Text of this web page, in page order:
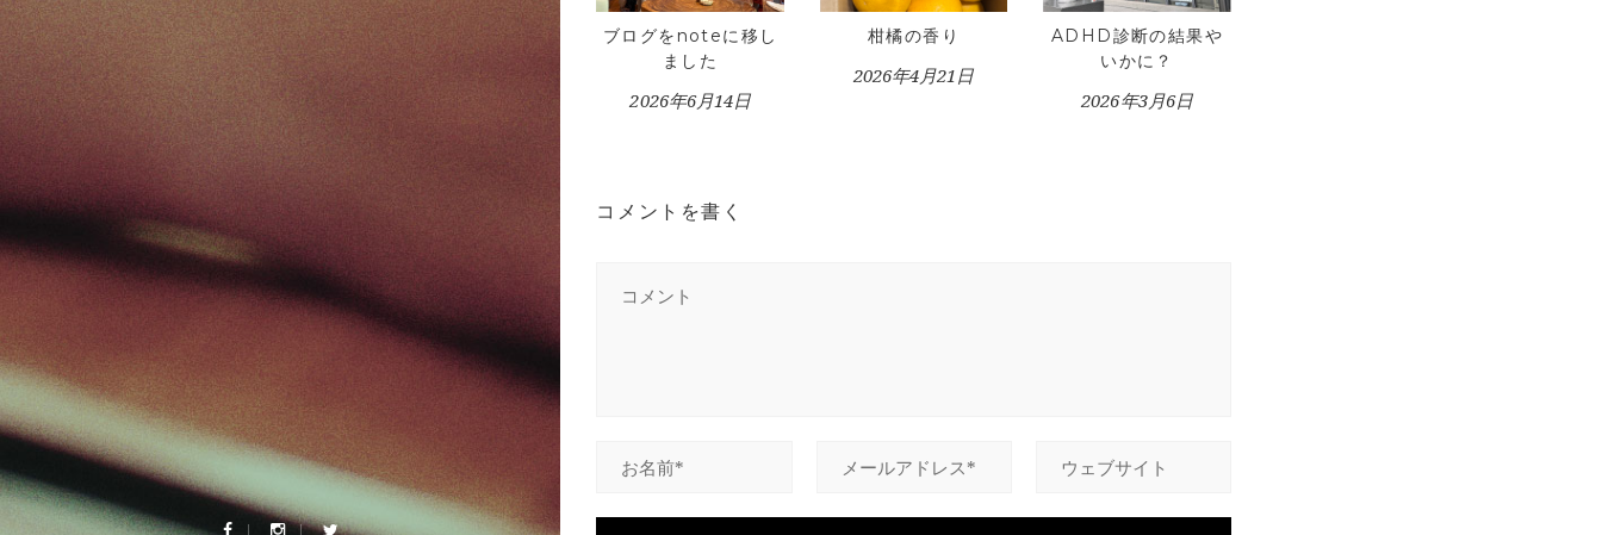
ブログをnoteに移し
ました
2026年6月14日
柑橘の香り
2026年4月21日
ADHD診断の結果や
いかに？
2026年3月6日
コメントを書く